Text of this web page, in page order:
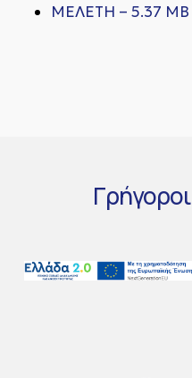
ΜΕΛΕΤΗ – 5.37 MB
Γρήγοροι